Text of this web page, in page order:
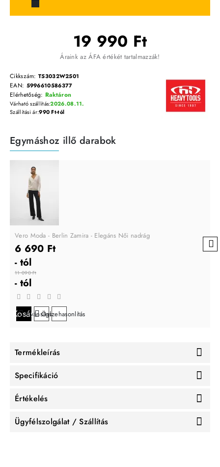
19 990 Ft
Áraink az ÁFA értékét tartalmazzák!
Cikkszám: T53032W2501
EAN: 5996610586377
Elérhetőség: Raktáron
Várható szállítás:2026.08.11.
Szállítási ár:990 Ft-tól
Egymáshoz illő darabok
Vero Moda - Berlin Zamira - Elegáns Női nadrág
6 690 Ft
- tól
11 090 Ft
- tól
Kosárba
Kívánságlistára
Összehasonlítás
Termékleírás
Specifikáció
Értékelés
Ügyfélszolgálat / Szállítás